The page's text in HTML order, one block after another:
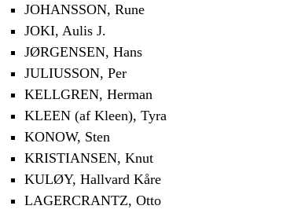
JOHANSSON, Rune
JOKI, Aulis J.
JØRGENSEN, Hans
JULIUSSON, Per
KELLGREN, Herman
KLEEN (af Kleen), Tyra
KONOW, Sten
KRISTIANSEN, Knut
KULØY, Hallvard Kåre
LAGERCRANTZ, Otto